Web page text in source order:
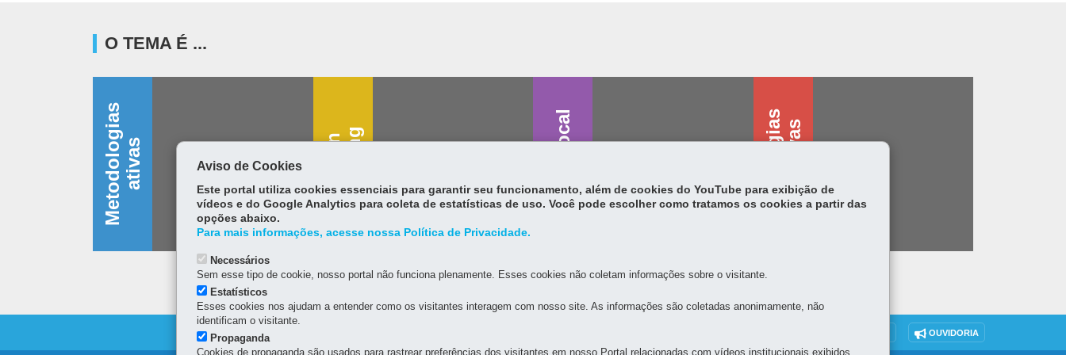
O TEMA É ...
M
e
t
o
d
o
l
o
g
i
a
s
a
t
i
v
as D
e
s
i
g
n
t
h
i
n
k
i
ng Saúde vocal T
e
c
n
o
l
o
g
ia
s
a
s
s
i
s
t
i
v
as
OUVIDORIA
Aviso de Cookies
Este portal utiliza cookies essenciais para garantir seu funcionamento, além de cookies do YouTube para exibição de
vídeos e do Google Analytics para coleta de estatísticas de uso. Você pode escolher como tratamos os cookies a partir das
opções abaixo.
Para mais informações, acesse nossa Política de Privacidade.
Necessários
Sem esse tipo de cookie, nosso portal não funciona plenamente. Esses cookies não coletam informações sobre o visitante.
Estatísticos
Esses cookies nos ajudam a entender como os visitantes interagem com nosso site. As informações são coletadas anonimamente, não
identificam o visitante.
Propaganda
Cookies de propaganda são usados para rastrear preferências dos visitantes em nosso Portal relacionadas com vídeos institucionais exibidos